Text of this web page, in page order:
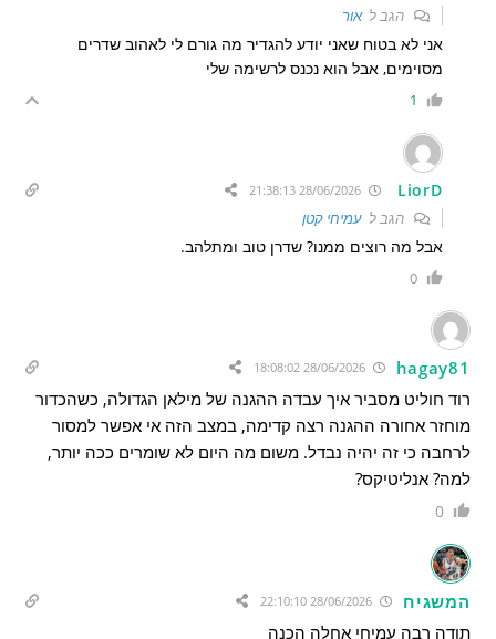
הגב לאור
אני לא בטוח שאני יודע להגדיר מה גורם לי לאהוב שדרים
מסוימים, אבל הוא נכנס לרשימה שלי
1
LiorD
הגב לעמיחי קטן
אבל מה רוצים ממנו? שדרן טוב ומתלהב.
0
hagay81
28/06/2026 18:08:02
רוד חוליט מסביר איך עבדה ההגנה של מילאן הגדולה, כשהכדור
מוחזר אחורה ההגנה רצה קדימה, במצב הזה אי אפשר למסור
לרחבה כי זה יהיה נבדל. משום מה היום לא שומרים ככה יותר,
למה? אנליטיקס?
0
המשגיח
תודה רבה עמיחי אחלה הכנה